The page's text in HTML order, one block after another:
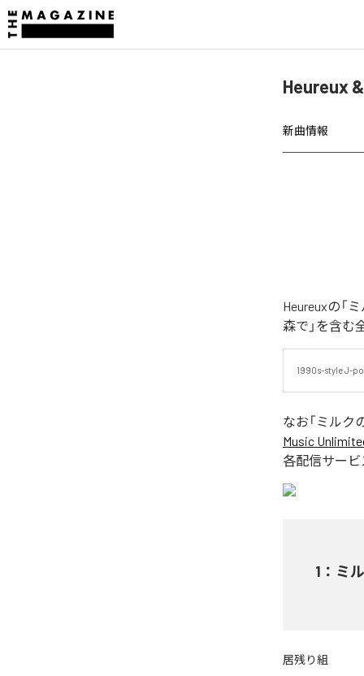
Heureux
新曲情報
Heureuxの「
森で」を含む
1990s-style J-
なお「ミルク
Music
各配信サービ
1 ： ミ
居残り組